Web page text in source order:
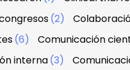
(2)
(6) Comunicación
interna(3)